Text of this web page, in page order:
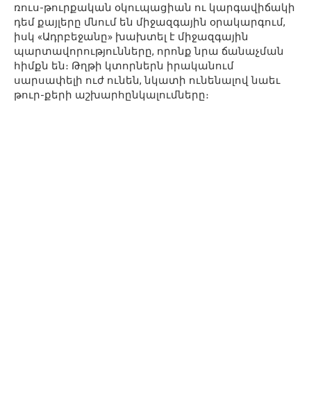
ռուս-թուրքական օկուպացիան ու կարգավիճակի
դեմ քայլերը մնում են միջազգային օրակարգում,
իսկ «Ադրբեջանը» խախտել է միջազգային
պարտավորությունները, որոնք նրա ճանաչման
հիմքն են։ Թղթի կտորներն իրականում
սարսափելի ուժ ունեն, նկատի ունենալով նաեւ
թուր-քերի աշխարհընկալումները։